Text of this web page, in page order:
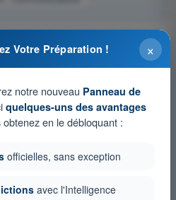
×
Votre Préparation !
notre nouveau Panneau de
quelques-uns des avantages
en le débloquant :
officielles, sans exception
avec l'Intelligence